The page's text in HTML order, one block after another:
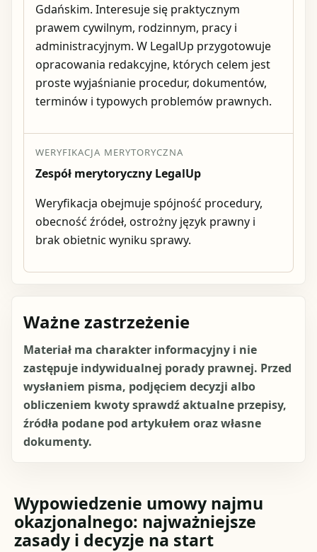
Gdańskim. Interesuje się praktycznym
prawem cywilnym, rodzinnym, pracy i
administracyjnym. W LegalUp przygotowuje
opracowania redakcyjne, których celem jest
proste wyjaśnianie procedur, dokumentów,
terminów i typowych problemów prawnych.
WERYFIKACJA MERYTORYCZNA
Zespół merytoryczny LegalUp
Weryfikacja obejmuje spójność procedury,
obecność źródeł, ostrożny język prawny i
brak obietnic wyniku sprawy.
Ważne zastrzeżenie
Materiał ma charakter informacyjny i nie
zastępuje indywidualnej porady prawnej. Przed
wysłaniem pisma, podjęciem decyzji albo
obliczeniem kwoty sprawdź aktualne przepisy,
źródła podane pod artykułem oraz własne
dokumenty.
Wypowiedzenie umowy najmu
okazjonalnego: najważniejsze
zasady i decyzje na start